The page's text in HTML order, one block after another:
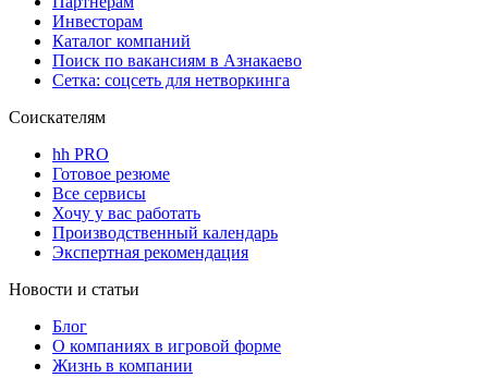
Инвесторам
Каталог компаний
Поиск по вакансиям в Азнакаево
Сетка: соцсеть для нетворкинга
Соискателям
hh PRO
Готовое резюме
Все сервисы
Хочу у вас работать
Производственный календарь
Экспертная рекомендация
Новости и статьи
Блог
О компаниях в игровой форме
Жизнь в компании